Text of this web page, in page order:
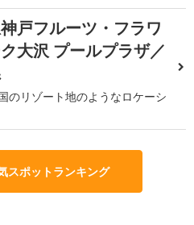
戸フルーツ・フラワ
大沢 プールプラザ／
のリゾート地のようなロケーシ
スポットランキング